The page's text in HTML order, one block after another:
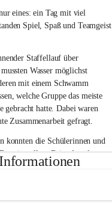
eines: ein Tag mit viel
Spiel, Spaß und Teamgeist
Staffellauf über
Wasser möglichst
mit einem Schwamm
welche Gruppe das meiste
gebracht hatte. Dabei waren
Zusammenarbeit gefragt.
konnten die Schülerinnen und
stellen. Beim Angeln
gefragt, während beim
Informationen